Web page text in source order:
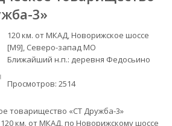
3»
120 км. от МКАД, Новорижское шоссе
[М9], Северо-запад МО
Ближайший н.п.: деревня Федосьино
Просмотров: 2514
товарищество «СТ Дружба-3»
км. от МКАД, по Новорижскому шоссе